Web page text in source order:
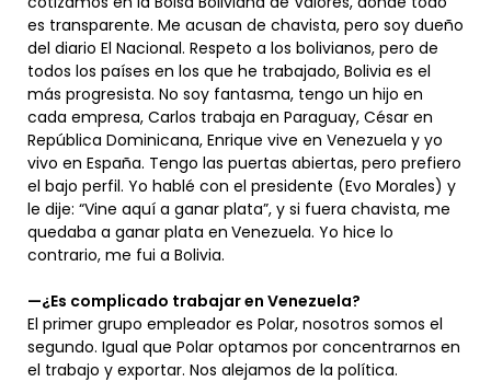
es transparente. Me acusan de chavista, pero soy dueño
del diario El Nacional. Respeto a los bolivianos, pero de
todos los países en los que he trabajado, Bolivia es el
más progresista. No soy fantasma, tengo un hijo en
cada empresa, Carlos trabaja en Paraguay, César en
República Dominicana, Enrique vive en Venezuela y yo
vivo en España. Tengo las puertas abiertas, pero prefiero
el bajo perfil. Yo hablé con el presidente (Evo Morales) y
le dije: “Vine aquí a ganar plata”, y si fuera chavista, me
quedaba a ganar plata en Venezuela. Yo hice lo
contrario, me fui a Bolivia.
—¿Es complicado trabajar en Venezuela?
El primer grupo empleador es Polar, nosotros somos el
segundo. Igual que Polar optamos por concentrarnos en
el trabajo y exportar. Nos alejamos de la política.